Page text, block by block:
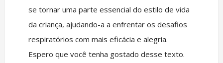
se tornar uma parte essencial do estilo de vida
da criança, ajudando-a a enfrentar os desafios
respiratórios com mais eficácia e alegria.
Espero que você tenha gostado desse texto.